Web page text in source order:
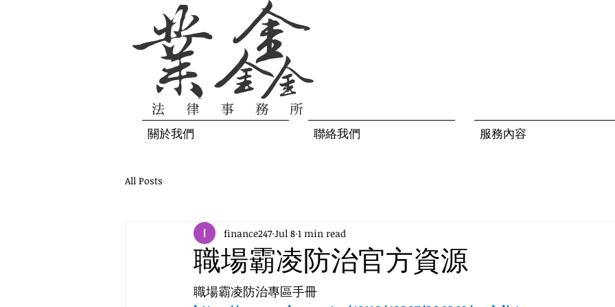
關於我們 聯絡我們 服務內容
All Posts
職場霸凌防治官方資源
finance247 Jul 8 1 min read
職場霸凌防治專區手冊